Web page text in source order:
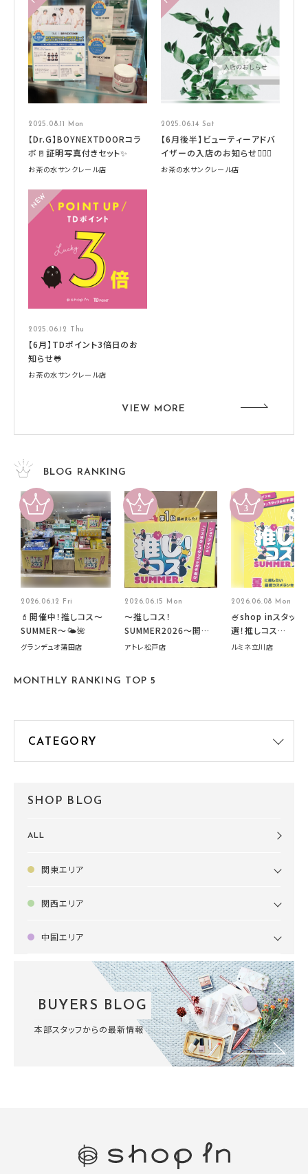
2025.08.11 Mon
【Dr.G】BOYNEXTDOORコラ
ボ🚪証明写真付きセット✨
お茶の水サンクレール店
2025.06.14 Sat
【6月後半】ビューティーアドバ
イザーの入店のお知らせ🧚🏻‍♀️
お茶の水サンクレール店
2025.06.12 Thu
【6月】TDポイント3倍日のお
知らせ🐸
お茶の水サンクレール店
VIEW MORE
BLOG RANKING
2026.06.12 Fri
💄開催中！推しコス〜
SUMMER〜🌤️🌺
グランデュオ蒲田店
2026.06.15 Mon
～推しコス！
SUMMER2026～開催
中です！
アトレ松戸店
2026.06.08 Mon
🍧shop inスタッフ
選！推しコス
summer2026開催
ルミネ立川店
MONTHLY RANKING TOP 5
SHOP BLOG
ALL
関東エリア
関西エリア
中国エリア
BUYERS BLOG
本部スタッフからの最新情報